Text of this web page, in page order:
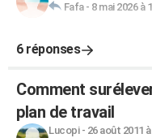
Fafa- 8 mai 2026 à
6 réponses
Comment
plan de travail
Lucopi- 26 août 2011